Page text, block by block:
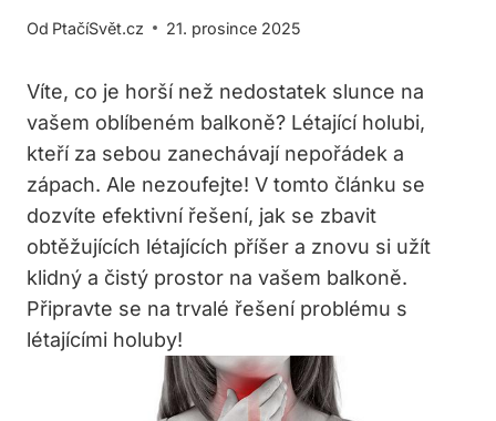
Od PtačíSvět.cz 21. prosince 2025
Víte, co je horší než nedostatek slunce na
vašem oblíbeném balkoně? Létající holubi,
kteří za sebou zanechávají nepořádek a
zápach. Ale nezoufejte! V tomto článku se
dozvíte efektivní řešení, jak se zbavit
obtěžujících létajících příšer a znovu si užít
klidný a čistý prostor na vašem balkoně.
Připravte se na trvalé řešení problému s
létajícími holuby!